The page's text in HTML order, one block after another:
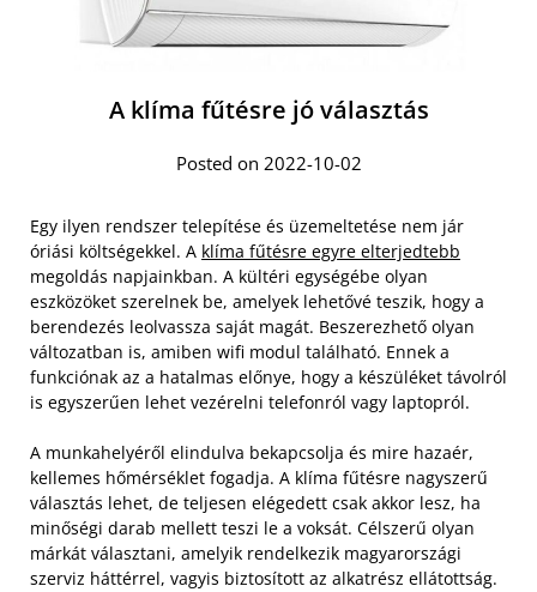
A klíma fűtésre jó választás
Posted on 2022-10-02
Egy ilyen rendszer telepítése és üzemeltetése nem jár
óriási költségekkel. A klíma fűtésre egyre elterjedtebb
megoldás napjainkban. A kültéri egységébe olyan
eszközöket szerelnek be, amelyek lehetővé teszik, hogy a
berendezés leolvassza saját magát. Beszerezhető olyan
változatban is, amiben wifi modul található. Ennek a
funkciónak az a hatalmas előnye, hogy a készüléket távolról
is egyszerűen lehet vezérelni telefonról vagy laptopról.
A munkahelyéről elindulva bekapcsolja és mire hazaér,
kellemes hőmérséklet fogadja. A klíma fűtésre nagyszerű
választás lehet, de teljesen elégedett csak akkor lesz, ha
minőségi darab mellett teszi le a voksát. Célszerű olyan
márkát választani, amelyik rendelkezik magyarországi
szerviz háttérrel, vagyis biztosított az alkatrész ellátottság.